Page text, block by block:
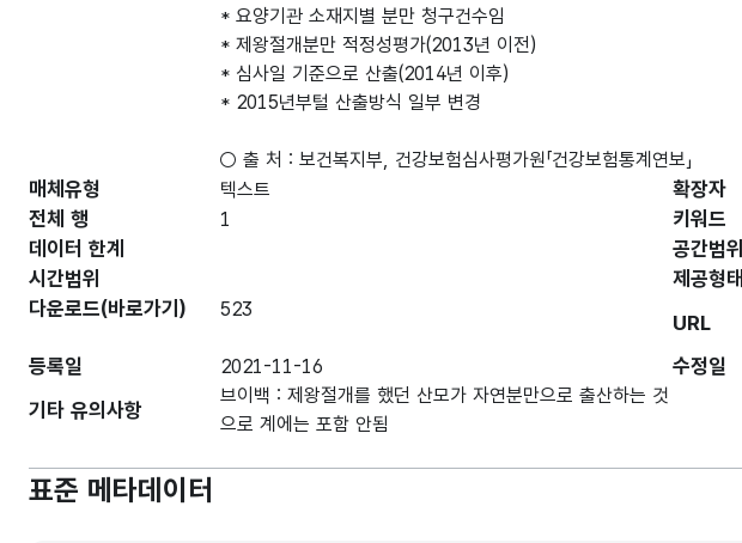
* 요양기관 소재지별 분만 청구건수임
* 제왕절개분만 적정성평가(2013년 이전)
* 심사일 기준으로 산출(2014년 이후)
* 2015년부털 산출방식 일부 변경
○ 출 처 : 보건복지부, 건강보험심사평가원「건강보험통계연보」
매체유형 텍스트 확장자
전체 행 1 키워드
데이터 한계
공간범위
시간범위
제공형태
다운로드(바로가기) 523
URL
등록일 2021-11-16 수정일
기타 유의사항
브이백 : 제왕절개를 했던 산모가 자연분만으로 출산하는 것
으로 계에는 포함 안됨
표준 메타데이터